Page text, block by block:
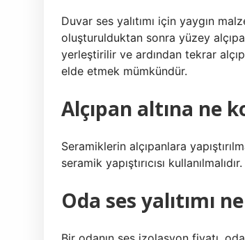
Duvar ses yalıtımı için yaygın
oluşturulduktan sonra yüzey
yerleştirilir ve ardından tekrar
elde etmek mümkündür.
Alçıpan altına ne
Seramiklerin alçıpanlara
seramik yapıştırıcısı kullanılmalıdır.
Oda ses yalıtımı